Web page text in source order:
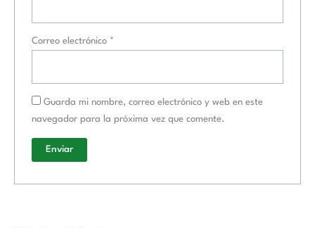
Correo electrónico *
Guarda mi nombre, correo electrónico y web en este
navegador para la próxima vez que comente.